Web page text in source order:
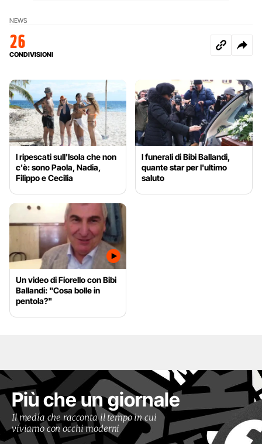
NEWS
26
CONDIVISIONI
I ripescati sull'Isola che non
c'è: sono Paola, Nadia,
Filippo e Cecilia
I funerali di Bibi Ballandi,
quante star per l'ultimo
saluto
Un video di Fiorello con Bibi
Ballandi: "Cosa bolle in
pentola?"
Più che un giornale
Il media che racconta il tempo in cui
viviamo con occhi moderni